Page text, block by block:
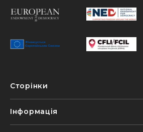
Сторінки
Інформація